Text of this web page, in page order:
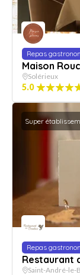
Repas
Maison
Solérieux
5.0
Super
Repas
Restaurant
Saint-André-le-